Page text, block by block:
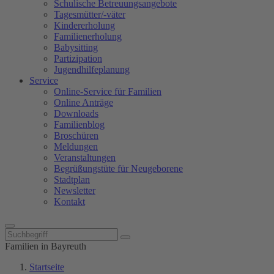
Schulische Betreuungsangebote
Tagesmütter/-väter
Kindererholung
Familienerholung
Babysitting
Partizipation
Jugendhilfeplanung
Service
Online-Service für Familien
Online Anträge
Downloads
Familienblog
Broschüren
Meldungen
Veranstaltungen
Begrüßungstüte für Neugeborene
Stadtplan
Newsletter
Kontakt
Familien in Bayreuth
Startseite